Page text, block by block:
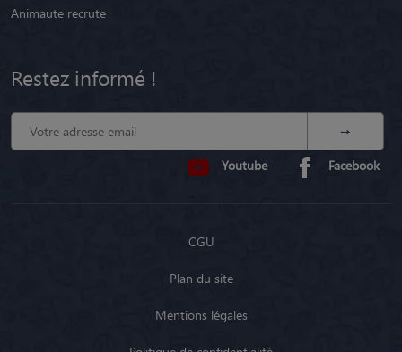
Animaute recrute
Restez informé !
Youtube Facebook
CGU
Plan du site
Mentions légales